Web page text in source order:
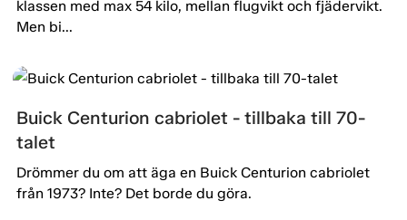
klassen med max 54 kilo, mellan flugvikt och fjädervikt.
Men bi...
Buick Centurion cabriolet - tillbaka till 70-
talet
Drömmer du om att äga en Buick Centurion cabriolet
från 1973? Inte? Det borde du göra.